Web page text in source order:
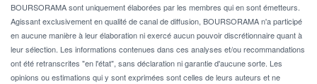
BOURSORAMA sont uniquement élaborées par les membres qui en sont émetteurs.
Agissant exclusivement en qualité de canal de diffusion, BOURSORAMA n'a participé
en aucune manière à leur élaboration ni exercé aucun pouvoir discrétionnaire quant à
leur sélection. Les informations contenues dans ces analyses et/ou recommandations
ont été retranscrites "en l'état", sans déclaration ni garantie d'aucune sorte. Les
opinions ou estimations qui y sont exprimées sont celles de leurs auteurs et ne